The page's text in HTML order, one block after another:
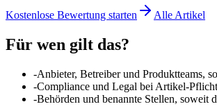
Kostenlose Bewertung starten Alle Artikel
Für wen gilt das?
-Anbieter, Betreiber und Produktteams,
-Compliance und Legal bei Artikel-
-Behörden und benannte Stellen, soweit